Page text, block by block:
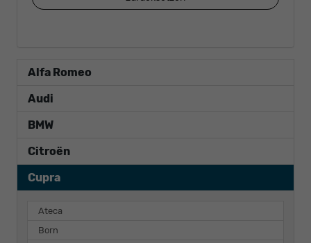
Alfa Romeo
Audi
BMW
Citroën
Cupra
Ateca
Born